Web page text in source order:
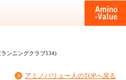
ンニングクラブ134)
アミノバリュー人のTOPへ戻る